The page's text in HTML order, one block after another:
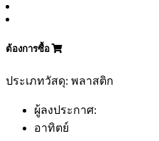
ต้องการซื้อ
ประเภทวัสดุ: พลาสติก
ผู้ลงประกาศ:
อาทิตย์